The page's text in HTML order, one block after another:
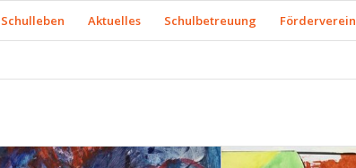
Schulleben Aktuelles Schulbetreuung Förderverein